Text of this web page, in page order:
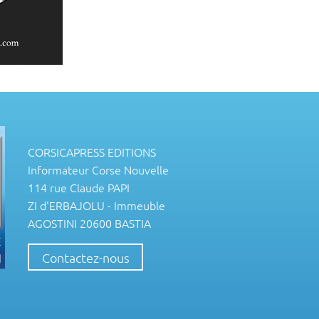
CORSICAPRESS EDITIONS
Informateur Corse Nouvelle
114 rue Claude PAPI
ZI d'ERBAJOLU - Immeuble
AGOSTINI 20600 BASTIA
Contactez-nous